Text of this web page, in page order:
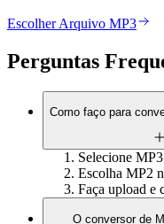
Escolher Arquivo MP3
Perguntas
Como faço para
Selecione
Escolha MP2
Faça upload e
O conversor de